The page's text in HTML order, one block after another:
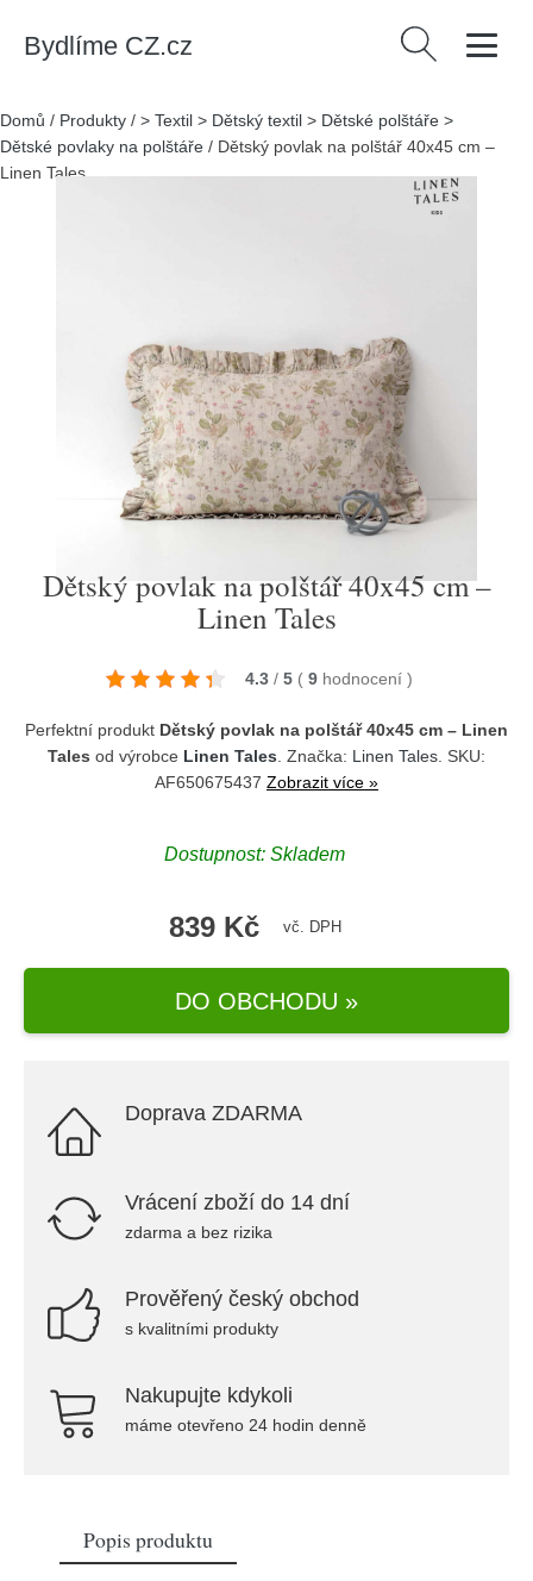
Bydlíme CZ.cz Vyhledávání
Domů / Produkty / > Textil > Dětský textil > Dětské polštáře >
Dětské povlaky na polštáře / Dětský povlak na polštář 40x45 cm –
Linen Tales
Dětský povlak na polštář 40x45 cm –
Linen Tales
4.3 / 5 ( 9 hodnocení )
Perfektní produkt Dětský povlak na polštář 40x45 cm – Linen
Tales od výrobce Linen Tales . Značka: Linen Tales . SKU:
AF650675437 Zobrazit více »
Dostupnost: Skladem
839 Kč vč. DPH
DO OBCHODU »
Doprava ZDARMA
Vrácení zboží do 14 dní
zdarma a bez rizika
Prověřený český obchod
s kvalitními produkty
Nakupujte kdykoli
máme otevřeno 24 hodin denně
Popis produktu